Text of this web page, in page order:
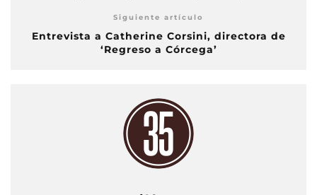
Siguiente artículo
Entrevista a Catherine Corsini, directora de
‘Regreso a Córcega’